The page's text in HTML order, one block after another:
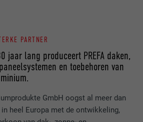
jaar lang produceert PREFA daken,
en toebehoren van
PARTNER
GmbH oogst al meer dan
heel Europa met de ontwikkeling,
door Google AdSense gebruikt om
met reclame-efficiëntie
die de diensten daarvan